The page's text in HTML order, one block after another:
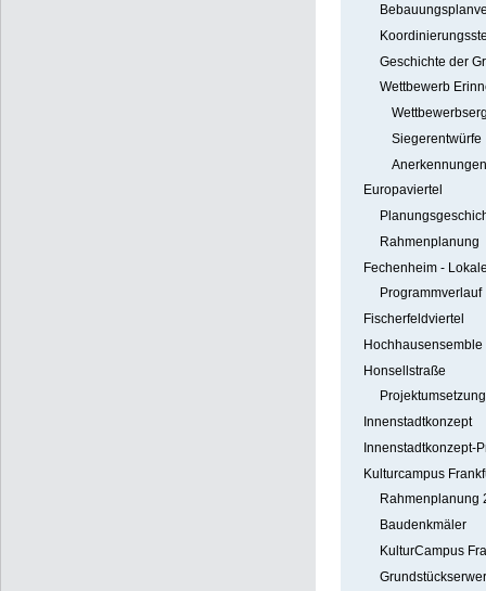
Geschichte der
Wettbewerb
Siegerentwürfe
Europaviertel
Rahmenplanung
Fechenheim -
Programmverlauf
Fischerfeldviertel
Honsellstraße
Projektumsetzung
Innenstadtkonzept
Innenstadtkonzept-
Kulturcampus
Rahmenplanung
Baudenkmäler
KulturCampus